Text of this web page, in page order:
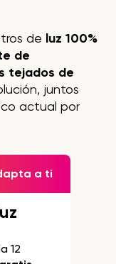
de luz 100%
de
tejados de
juntos
actual por
a ti
12